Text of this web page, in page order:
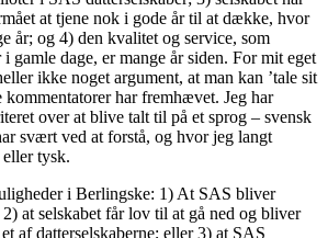
at tjene nok i gode år til at dække, hvor
år; og 4) den kvalitet og service, som
gamle dage, er mange år siden. For mit eget
ikke noget argument, at man kan ’tale sit
kommentatorer har fremhævet. Jeg har
over at blive talt til på et sprog – svensk
svært ved at forstå, og hvor jeg langt
tysk.
i Berlingske: 1) At SAS bliver
at selskabet får lov til at gå ned og bliver
af datterselskaberne; eller 3) at SAS